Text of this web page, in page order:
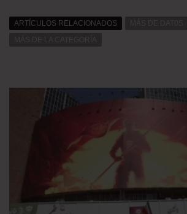
ARTÍCULOS RELACIONADOS